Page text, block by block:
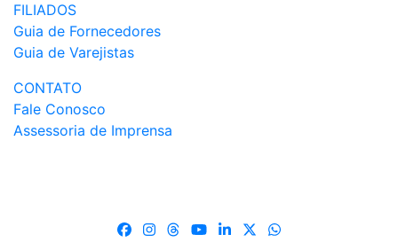
FILIADOS
Guia de Fornecedores
Guia de Varejistas
CONTATO
Fale Conosco
Assessoria de Imprensa